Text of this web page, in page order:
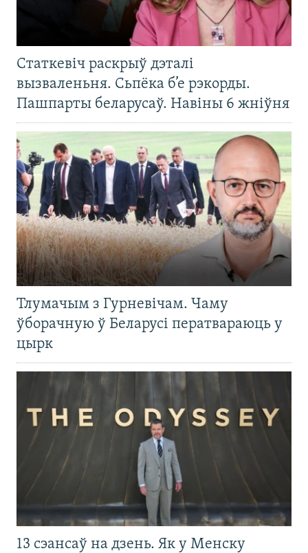
Статкевіч раскрыў дэталі
вызваленьня. Сьпёка б’е рэкорды.
Пашпарты беларусаў. Навіны 6 жніўня
Тлумачым з Гурневічам. Чаму
ўборачную ў Беларусі ператвараюць у
цырк
13 сэансаў на дзень. Як у Менску